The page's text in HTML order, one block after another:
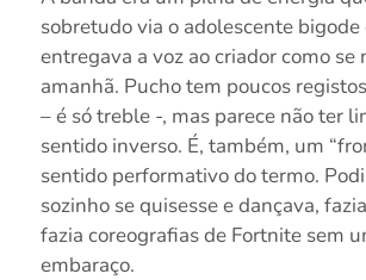
sobretudo via o adolescente
entregava a voz ao criador como se
amanhã. Pucho tem poucos
– é só treble -, mas parece não ter
sentido inverso. É, também, um
sentido performativo do termo.
sozinho se quisesse e dançava,
fazia coreografias de Fortnite sem
embaraço.